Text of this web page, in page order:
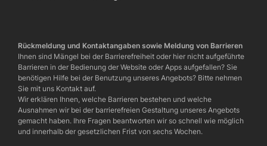
Rückmeldung und Kontaktangaben sowie Meldung von Barrieren
Ihnen sind Mängel bei der Barrierefreiheit oder hier nicht aufgeführte
Barrieren in der Bedienung der Website oder Apps aufgefallen? Sie
benötigen Hilfe bei der Benutzung unseres Angebots? Bitte nehmen
Sie mit uns Kontakt auf.
Wir erklären Ihnen, welche Barrieren bestehen und welche
Ausnahmen wir bei der barrierefreien Gestaltung unseres Angebots
gemacht haben. Ihre Fragen beantworten wir so schnell wie möglich
und innerhalb der gesetzlichen Frist von sechs Wochen.